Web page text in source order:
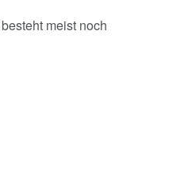
meist noch